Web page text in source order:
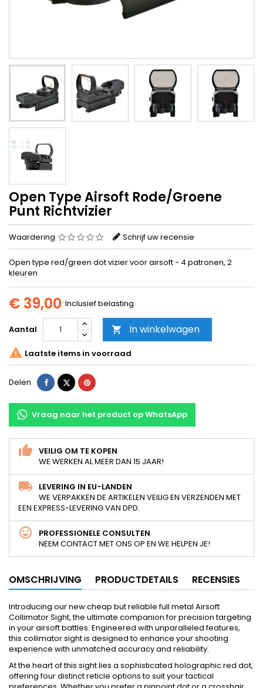
Open Type Airsoft Rode/Groene
Punt Richtvizier
Waardering Schrijf uw recensie
Open type red/green dot vizier voor airsoft - 4 patronen, 2
kleuren
€ 39,00 Inclusief belasting
Aantal  In winkelwagen
 Laatste items in voorraad
Delen DelenTweetPinterest
Vraag naar het product op WhatsApp
VEILIG OM TE KOPEN
WE WERKEN AL MEER DAN 15 JAAR!
LEVERING IN EU-LANDEN
WE VERPAKKEN DE ARTIKELEN VEILIG EN VERZENDEN MET
EEN EXPRESS-LEVERING VAN DPD.
PROFESSIONELE CONSULTEN
NEEM CONTACT MET ONS OP EN WE HELPEN JE!
OMSCHRIJVING PRODUCTDETAILS RECENSIES
Introducing our new cheap but reliable full metal Airsoft
Collimator Sight, the ultimate companion for precision targeting
in your airsoft battles. Engineered with unparalleled features,
this collimator sight is designed to enhance your shooting
experience with unmatched accuracy and reliability.
At the heart of this sight lies a sophisticated holographic red dot,
offering four distinct reticle options to suit your tactical